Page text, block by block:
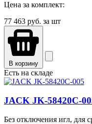
Цена за комплект:
77 463 руб. за шт
В корзину
Есть на складе
JACK JK-58420C-
Без отключения игл, для